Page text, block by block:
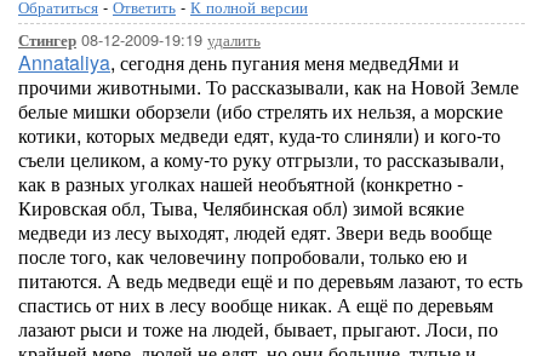
Обратиться - Ответить - К полной версии
Стингер 08-12-2009-19:19 удалить
Annataliya, сегодня день пугания меня медведЯми и
прочими животными. То рассказывали, как на Новой Земле
белые мишки оборзели (ибо стрелять их нельзя, а морские
котики, которых медведи едят, куда-то слиняли) и кого-то
съели целиком, а кому-то руку отгрызли, то рассказывали,
как в разных уголках нашей необъятной (конкретно -
Кировская обл, Тыва, Челябинская обл) зимой всякие
медведи из лесу выходят, людей едят. Звери ведь вообще
после того, как человечину попробовали, только ею и
питаются. А ведь медведи ещё и по деревьям лазают, то есть
спастись от них в лесу вообще никак. А ещё по деревьям
лазают рыси и тоже на людей, бывает, прыгают. Лоси, по